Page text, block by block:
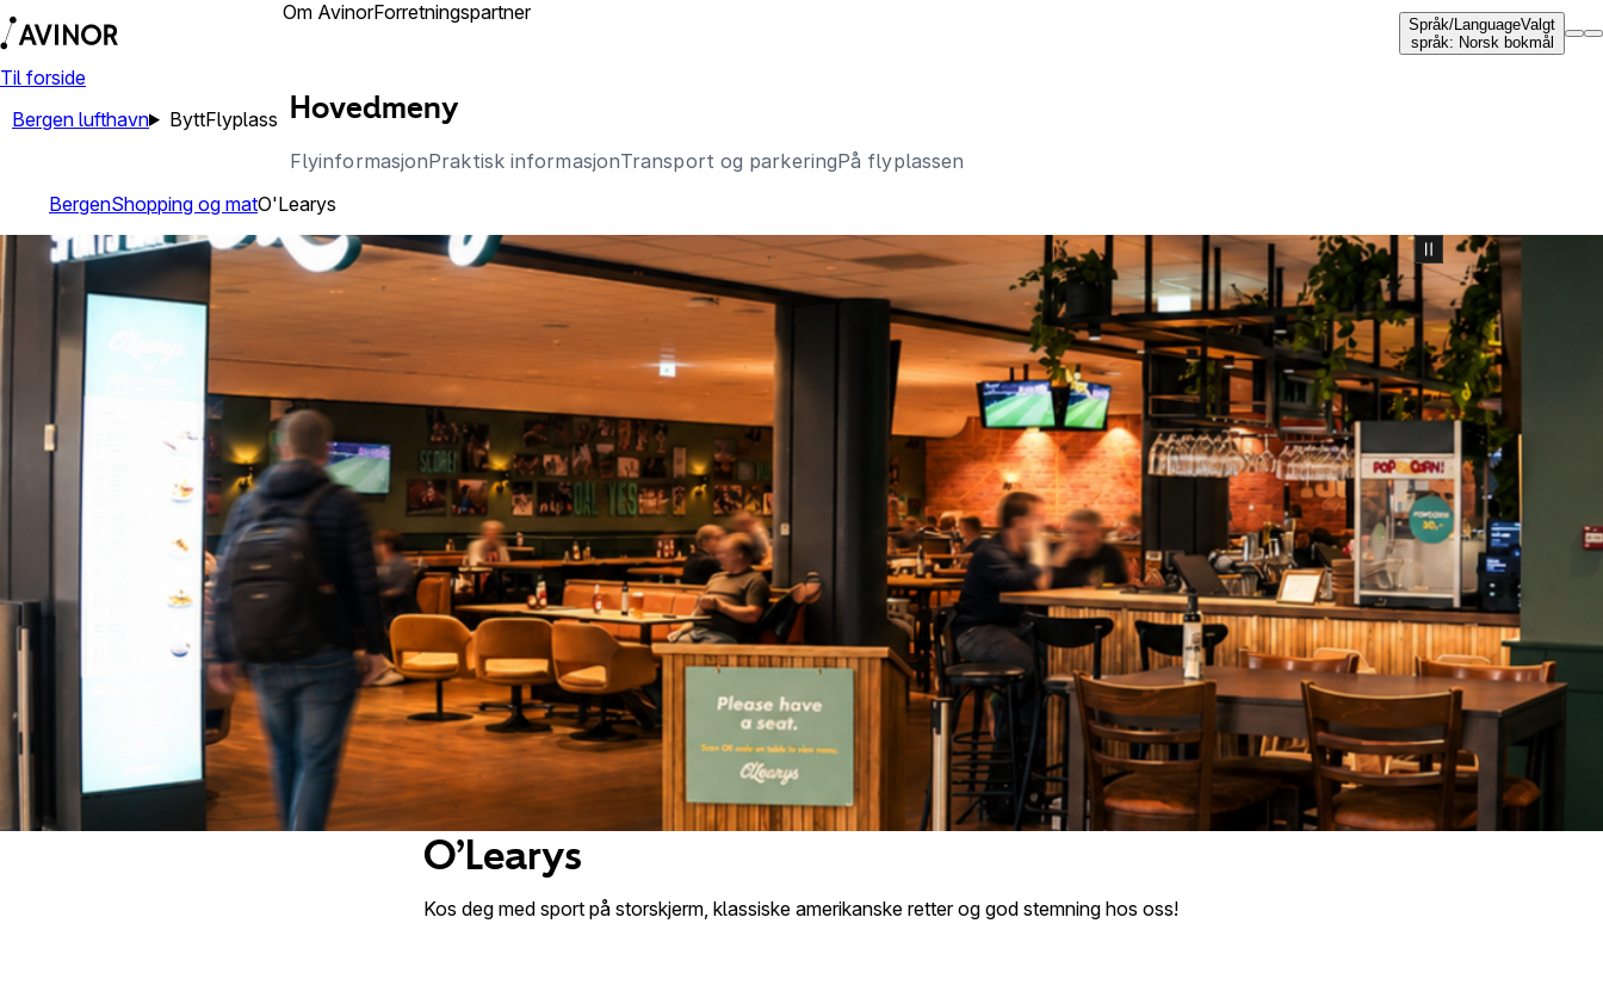
Til forside
Om AvinorForretningspartner
Bergen lufthavn ByttFlyplass Hovedmeny
FlyinformasjonPraktisk informasjonTransport og parkeringPå flyplassen
Språk/LanguageValgt
språk: Norsk bokmål
BergenShopping og matO'Learys
O’Learys
Kos deg med sport på storskjerm, klassiske amerikanske retter og god stemning hos oss!